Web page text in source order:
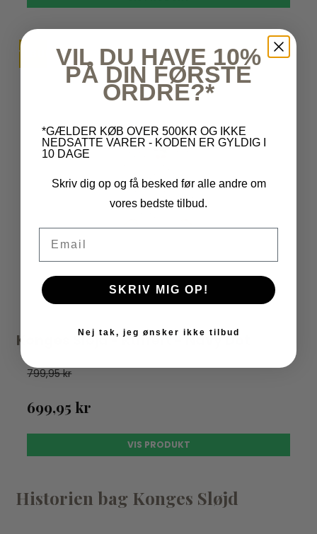
TILBUD
Konges Sløjd - Kuffert - Navy Dot
799,95 kr
699,95 kr
VIS PRODUKT
Historien bag Konges Sløjd
VIL DU HAVE 10%
PÅ DIN FØRSTE
ORDRE?*
*GÆLDER KØB OVER 500KR OG IKKE
NEDSATTE VARER - KODEN ER GYLDIG I
10 DAGE
Skriv dig op og få besked før alle andre om
vores bedste tilbud.
SKRIV MIG OP!
Nej tak, jeg ønsker ikke tilbud